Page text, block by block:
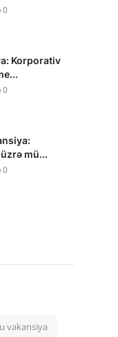
0
Korporativ
0
mü...
0
vakansiya